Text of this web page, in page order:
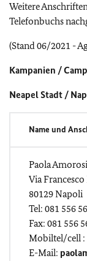
Weitere
Telefonbuchs
(Stand 06/2021 -
Kampanien /
Neapel Stadt /
Name und
Paola Amorosi
Via
80129 Napoli
Tel: 081 556
Fax: 081 556
Mobiltel/cell :
E-Mail: